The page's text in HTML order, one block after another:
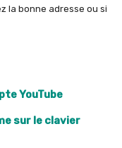
la bonne adresse ou si
YouTube
sur le clavier